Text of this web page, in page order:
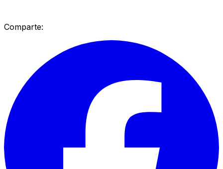
Comparte: